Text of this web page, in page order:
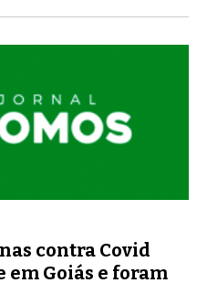
contra Covid
Goiás e foram